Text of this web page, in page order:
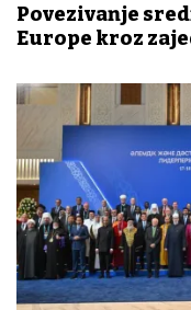
Povezivanje
Europe kroz